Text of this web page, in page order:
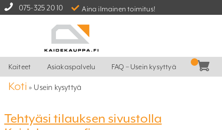
075-325 20 10 Aina ilmainen toimitus!
Kaiteet Asiakaspalvelu FAQ – Usein kysyttyä
Koti » Usein kysyttyä
Tehtyäsi tilauksen sivustolla